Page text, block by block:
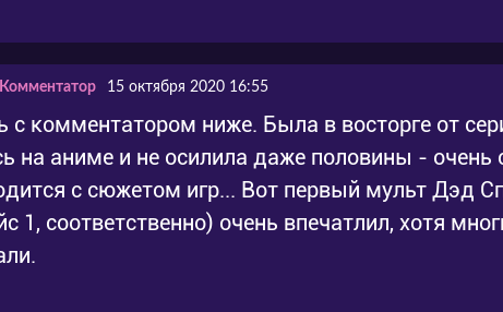
15 октября 2020 16:55
с комментатором ниже. Была в восторге от
на аниме и не осилила даже половины - очень
с сюжетом игр... Вот первый мульт Дэд
1, соответственно) очень впечатлил, хотя